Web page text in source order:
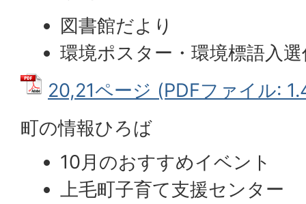
図書館だより
環境ポスター・環境標語入
20,21ページ (PDFファイル:
町の情報ひろば
10月のおすすめイベント
上毛町子育て支援センター